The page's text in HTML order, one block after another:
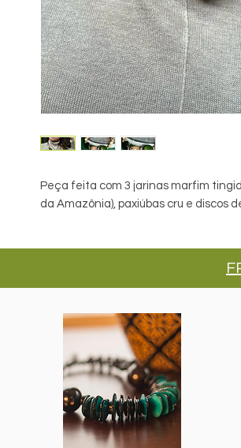
Peça feita com 3 jarinas marfim
da Amazônia), paxiúbas cru e discos